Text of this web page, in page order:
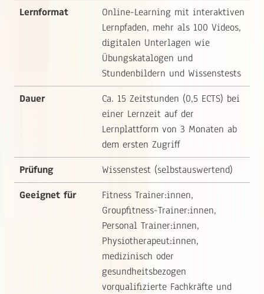
Lernformat
Online-Learning mit interaktiven
Lernpfaden, mehr als 100 Videos,
digitalen Unterlagen wie
Übungskatalogen und
Stundenbildern und Wissenstests
Dauer
Ca. 15 Zeitstunden (0,5 ECTS) bei
einer Lernzeit auf der
Lernplattform von 3 Monaten ab
dem ersten Zugriff
Prüfung
Wissenstest (selbstauswertend)
Geeignet für
Fitness Trainer:innen,
Groupfitness-Trainer:innen,
Personal Trainer:innen,
Physiotherapeut:innen,
medizinisch oder
gesundheitsbezogen
vorqualifizierte Fachkräfte und